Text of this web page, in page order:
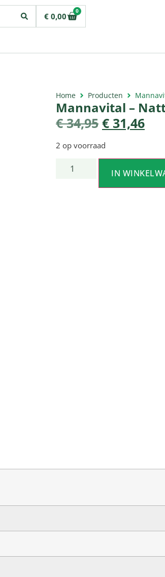
€ 0,00
0
Home Producten
Mannavital –
€34,95 € 31,46
2 op voorraad
IN